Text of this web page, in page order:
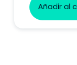
gestionar
Añadir al